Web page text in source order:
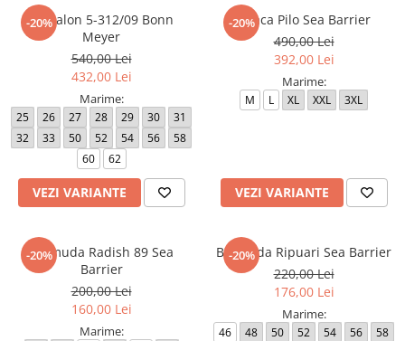
Salopete dama
Hanorace
-20%
Pantalon 5-312/09 Bonn
Meyer
540,00 Lei
432,00 Lei
Marime:
25 26 27 28 29 30
31
32
33 50 52 54 56
58
60
62
VEZI VARIANTE
-20%
Geaca Pilo Sea Barrier
490,00 Lei
392,00 Lei
Marime:
M L XL XXL 3XL
VEZI VARIANTE
-20%
Bermuda Radish 89 Sea
Barrier
200,00 Lei
160,00 Lei
Marime:
-20%
Bermuda Ripuari Sea Barrier
220,00 Lei
176,00 Lei
Marime:
46 48 50 52 54 56
58